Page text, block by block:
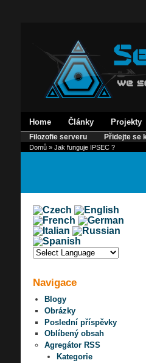
Home Články Projekty
Filozofie serveru Přidejte se
Domů» Jak funguje IPSEC ?
Navigace
Blogy
Obrázky
Poslední příspěvky
Oblíbený obsah
Agregátor RSS
Kategorie